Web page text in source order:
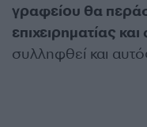
γραφείου θα
επιχειρηματίας
συλληφθεί και